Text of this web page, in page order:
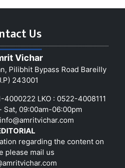
Us
Vichar
Pilibhit Bypass Road Bareilly
243001
4000222 LKO : 0522-4008111
Sat, 09:00am-06:00pm
info@amritvichar.com
regarding the content on
please mail us